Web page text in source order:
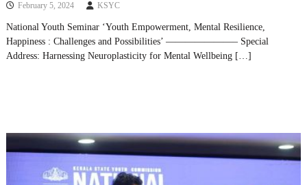
February 5, 2024 KSYC
National Youth Seminar ‘Youth Empowerment, Mental Resilience,
Happiness : Challenges and Possibilities’ ———————– Special
Address: Harnessing Neuroplasticity for Mental Wellbeing […]